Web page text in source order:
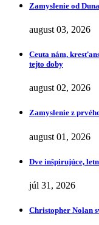
Zamyslenie od
august 03, 2026
Ceuta nám,
tejto doby
august 02, 2026
Zamyslenie z
august 01, 2026
Dve inšpirujúce,
júl 31, 2026
Christopher Nolan